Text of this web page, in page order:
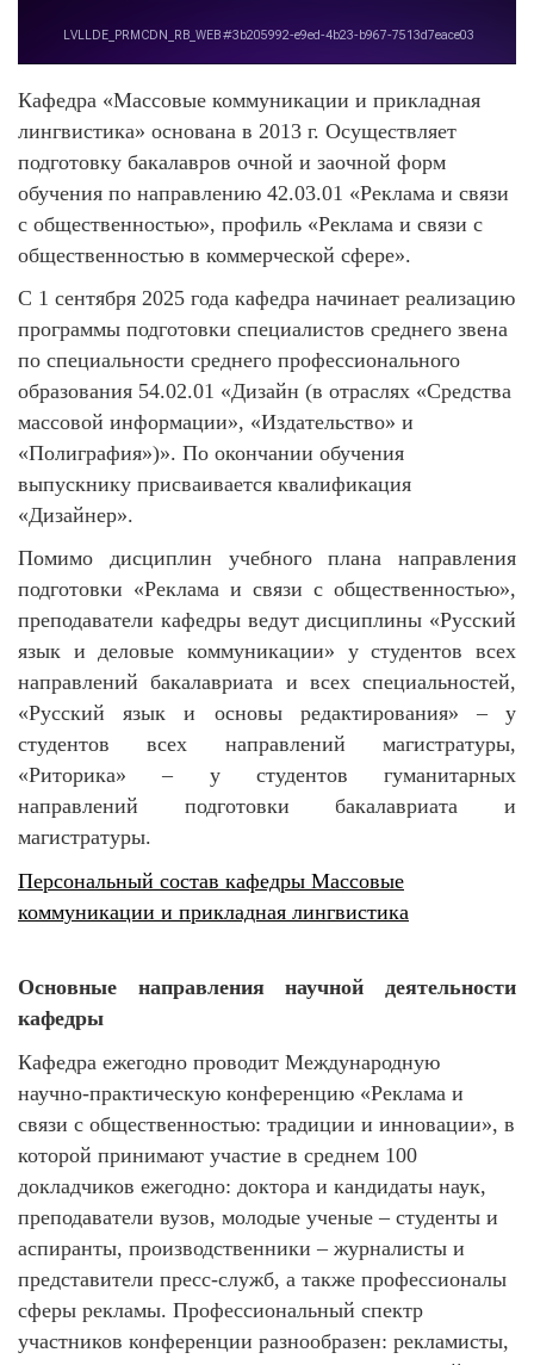
Кафедра «Массовые коммуникации и прикладная
лингвистика» основана в 2013 г. Осуществляет
подготовку бакалавров очной и заочной форм
обучения по направлению 42.03.01 «Реклама и связи
с общественностью», профиль «Реклама и связи с
общественностью в коммерческой сфере».
С 1 сентября 2025 года кафедра начинает реализацию
программы подготовки специалистов среднего звена
по специальности среднего профессионального
образования 54.02.01 «Дизайн (в отраслях «Средства
массовой информации», «Издательство» и
«Полиграфия»)». По окончании обучения
выпускнику присваивается квалификация
«Дизайнер».
Помимо дисциплин учебного плана направления
подготовки «Реклама и связи с общественностью»,
преподаватели кафедры ведут дисциплины «Русский
язык и деловые коммуникации» у студентов всех
направлений бакалавриата и всех специальностей,
«Русский язык и основы редактирования» – у
студентов всех направлений магистратуры,
«Риторика» – у студентов гуманитарных
направлений подготовки бакалавриата и
магистратуры.
Персональный состав кафедры Массовые
коммуникации и прикладная лингвистика
Основные направления научной деятельности
кафедры
Кафедра ежегодно проводит Международную
научно-практическую конференцию «Реклама и
связи с общественностью: традиции и инновации», в
которой принимают участие в среднем 100
докладчиков ежегодно: доктора и кандидаты наук,
преподаватели вузов, молодые ученые – студенты и
аспиранты, производственники – журналисты и
представители пресс-служб, а также профессионалы
сферы рекламы. Профессиональный спектр
участников конференции разнообразен: рекламисты,